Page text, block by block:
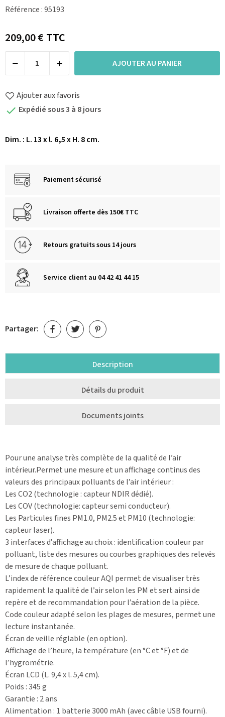
Référence :95193
209,00 €TTC
AJOUTER AU PANIER
Ajouter aux favoris
 Expédié sous 3 à 8 jours
Dim. : L. 13 x l. 6,5 x H. 8 cm.
Paiement sécurisé
Livraison offerte dès 150€ TTC
Retours gratuits sous 14 jours
Service client au 04 42 41 44 15
Partager:
Description
Détails du produit
Documents joints
Pour une analyse très complète de la qualité de l’air
intérieur.Permet une mesure et un affichage continus des
valeurs des principaux polluants de l’air intérieur :
Les CO2 (technologie : capteur NDIR dédié).
Les COV (technologie: capteur semi conducteur).
Les Particules fines PM1.0, PM2.5 et PM10 (technologie:
capteur laser).
3 interfaces d’affichage au choix : identification couleur par
polluant, liste des mesures ou courbes graphiques des relevés
de mesure de chaque polluant.
L’index de référence couleur AQI permet de visualiser très
rapidement la qualité de l’air selon les PM et sert ainsi de
repère et de recommandation pour l’aération de la pièce.
Code couleur adapté selon les plages de mesures, permet une
lecture instantanée.
Écran de veille réglable (en option).
Affichage de l’heure, la température (en °C et °F) et de
l’hygrométrie.
Écran LCD (L. 9,4 x l. 5,4 cm).
Poids : 345 g
Garantie : 2 ans
Alimentation : 1 batterie 3000 mAh (avec câble USB fourni).